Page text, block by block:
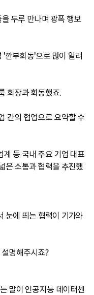
두루 만나며 광폭 행보
깐부회동'으로 많이 알려
회장과 회동했죠.
간의 협업으로 요약할 수
등 국내 주요 기업 대표
은 소통과 협력을 추진했
눈에 띄는 협력이 기가와
명해주시죠?
말이 인공지능 데이터센